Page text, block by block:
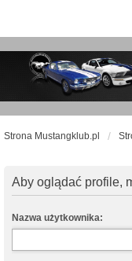
Strona Mustangklub.pl
Aby oglądać profile,
Nazwa użytkownika: